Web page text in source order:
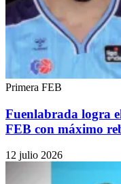
Primera FEB
Fuenlabrada logra
FEB con máximo
12 julio 2026